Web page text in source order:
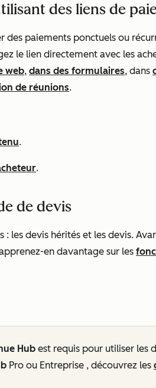
des liens de
des paiements ponctuels ou
le lien directement avec les
web, dans des formulaires, dans
de réunions.
.
.
de devis
les devis hérités et les devis.
en davantage sur les
Hub est requis pour utiliser les
Pro ou Entreprise , découvrez les